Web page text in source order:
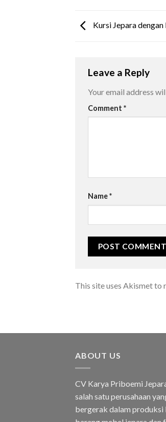
Kursi Jepara
Leave a Reply
Your email address
Comment *
Name*
This site uses Akismet to
ABOUT US
CV Karya Priboemi
salah satu perusahaan
bergerak dalam produksi